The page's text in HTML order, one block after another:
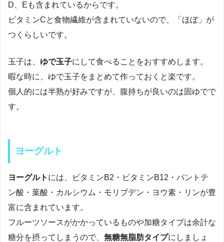
D、Eも含まれているからです。
ビタミンCと食物繊維が含まれていないので、「ほぼ」が
つくらしいです。
玉子は、 ゆで玉子にして食べることをおすすめします。
暇な時に、ゆで玉子をまとめて作っておくと楽です。
個人的には半熟が好みですが、腹持ちが良いのは固ゆでで
す。
ヨーグルト
ヨーグルト には、ビタミンB2・ビタミンB12・パントテ
ン酸・葉酸・カルシウム・モリブデン・ヨウ素・リンが豊
富に含まれています。
フルーツソースがかかっているものや加糖タイプは余計な
糖分を摂ってしまうので、 無糖無脂肪タイプにしましょ